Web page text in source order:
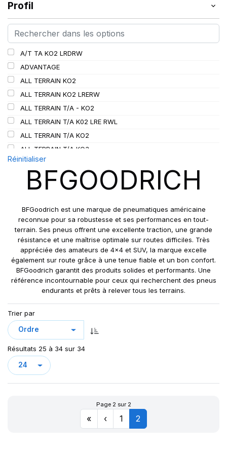
Profil
A/T TA KO2 LRDRW
ADVANTAGE
ALL TERRAIN KO2
ALL TERRAIN KO2 LRERW
ALL TERRAIN T/A - KO2
ALL TERRAIN T/A K02 LRE RWL
ALL TERRAIN T/A KO2
ALL TERRAIN T/A KO3
AT/TA KO3 LRD
AT/TA KO3 LRF
AT T/A KO2
MUD TERRAIN T/A KM3
Réinitialiser
BFGOODRICH
BFGoodrich est une marque de pneumatiques américaine
reconnue pour sa robustesse et ses performances en tout-
terrain. Ses pneus offrent une excellente traction, une grande
résistance et une maîtrise optimale sur routes difficiles. Très
appréciée des amateurs de 4x4 et SUV, la marque excelle
également sur route grâce à une tenue fiable et un bon confort.
BFGoodrich garantit des produits solides et performants. Une
référence incontournable pour ceux qui recherchent des pneus
endurants et prêts à relever tous les terrains.
Trier par
Résultats 25 à 34 sur 34
Page 2 sur 2
« ‹ 1 2